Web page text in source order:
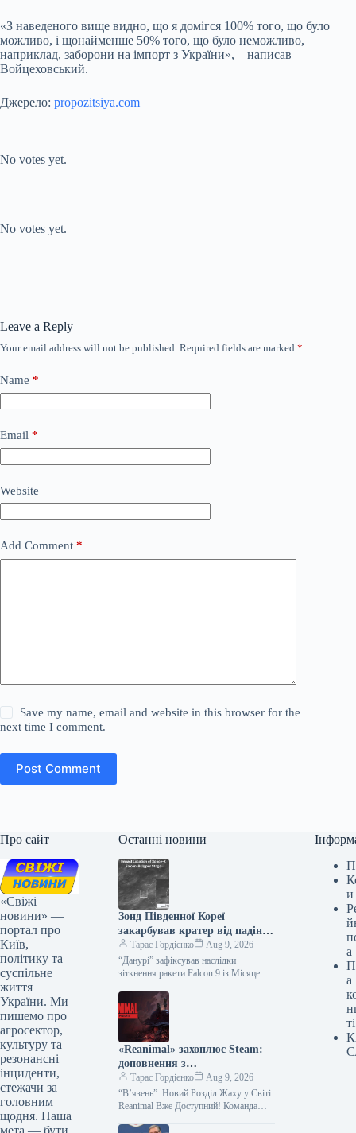
«З наведеного вище видно, що я домігся 100% того, що було
можливо, і щонайменше 50% того, що було неможливо,
наприклад, заборони на імпорт з України», – написав
Войцеховський.
Джерело: propozitsiya.com
No votes yet.
No votes yet.
Leave a Reply
Your email address will not be published. Required fields are marked *
Name *
Email *
Website
Add Comment *
Save my name, email and website in this browser for the
next time I comment.
Post Comment
Про сайт
«Свіжі
новини» —
портал про
Київ,
політику та
суспільне
життя
України. Ми
пишемо про
агросектор,
культуру та
резонансні
інциденти,
стежачи за
головним
щодня. Наша
мета — бути
Останні новини
Зонд Південної Кореї
закарбував кратер від падіння
Falcon 9 на Місяці
Тарас Гордієнко
Aug 9, 2026
“Данурі” зафіксував наслідки
зіткнення ракети Falcon 9 із Місяцем:
Південнокорейський орбітальний
апарат Danuri («Данурі») здійснив
унікальні знімки…
«Reanimal» захоплює Steam:
доповнення з
сюрреалістичним шармом
отримало 88% позитивних
відгуків
Тарас Гордієнко
Aug 9, 2026
“В’язень”: Новий Розділ Жаху у Світі
Reanimal Вже Доступний! Команда
и
а
а
ті